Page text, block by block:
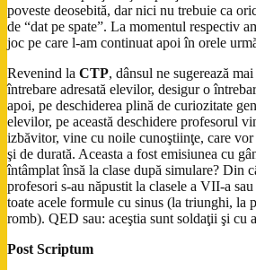
poveste deosebită, dar nici nu trebuie ca
de “dat pe spate”. La momentul respectiv
joc pe care l-am continuat apoi în orele
Revenind la CTP, dânsul ne sugerează
întrebare adresată elevilor, desigur o
apoi, pe deschiderea plină de curiozitate
elevilor, pe această deschidere profesorul
izbăvitor, vine cu noile cunoştiinţe, care
şi de durată. Aceasta a fost emisiunea cu
întâmplat însă la clase după simulare? Din
profesori s-au năpustit la clasele a VII-a
toate acele formule cu sinus (la triunghi, la
romb). QED sau: aceştia sunt soldaţii şi cu
Post Scriptum